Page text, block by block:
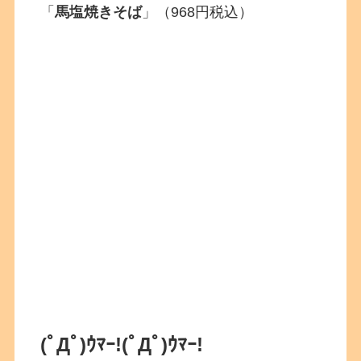
「馬塩焼きそば」（968円税込）
(ﾟДﾟ)ｳﾏｰ!(ﾟДﾟ)ｳﾏｰ!